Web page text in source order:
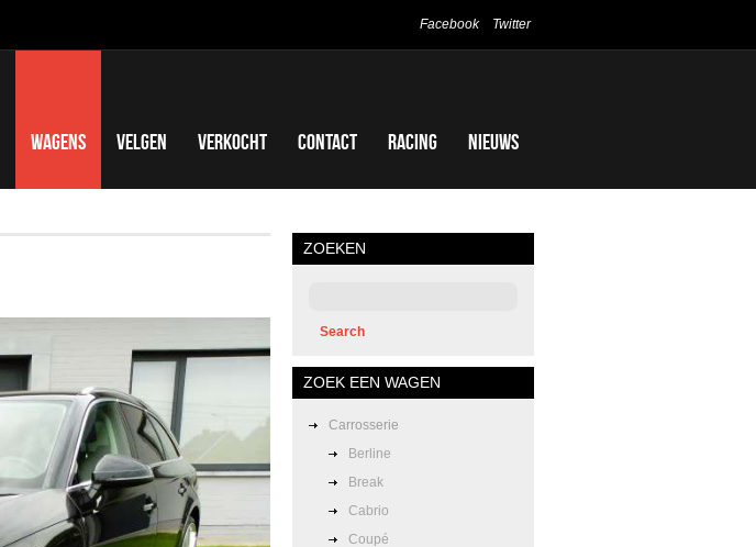
Wagens Velgen Verkocht Contact Racing Nieuws
Facebook Twitter
ZOEKEN
ZOEK EEN WAGEN
Carrosserie
Berline
Break
Cabrio
Coupé